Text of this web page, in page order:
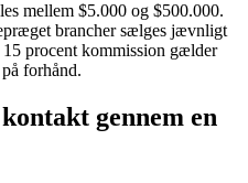
mellem $5.000 og $500.000.
brancher sælges jævnligt
procent kommission gælder
forhånd.
gennem en